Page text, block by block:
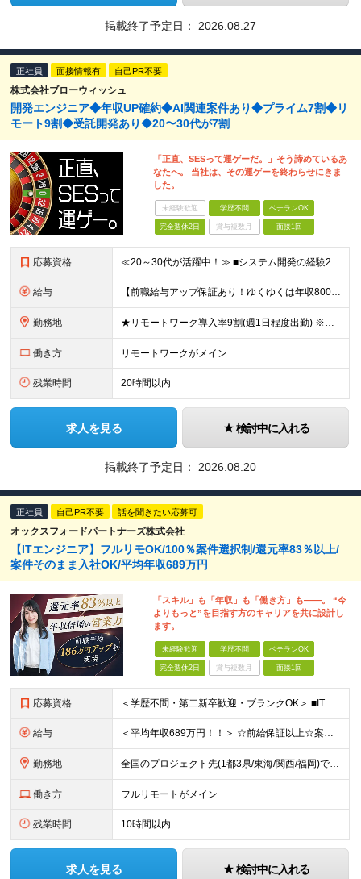
掲載終了予定日： 2026.08.27
正社員 面接情報有 自己PR不要
株式会社ブローウィッシュ
開発エンジニア◆年収UP確約◆AI関連案件あり◆プライム7割◆リ
モート9割◆受託開発あり◆20〜30代が7割
「正直、SESって運ゲーだ。」そう諦めているあ
なたへ。 当社は、その運ゲーを終わらせにきま
した。
未経験歓迎 学歴不問 ベテランOK
完全週休2日 賞与複数月 面接1回
応募資格 ≪20～30代が活躍中！≫ ■システム開発の経験2年以上(言語・上流経験不問) ■学歴不問 ≪こんな方はぜひご応募ください≫ ◎上流工程にチャレンジしたい方 ◎Web案件に挑戦したい方 ◎最先端案件
給与 【前職給与アップ保証あり！ゆくゆくは年収800万以上も可能】 ■月給45万円～＋インセンティブ 入社後、年収が300万円と大幅にアップした事例もございます！ 前職と同等かそれ以上の給与を支給していま
勤務地 ★リモートワーク導入率9割(週1日程度出勤) ※出社が伴う場合は東京23区・横浜を中心としたクライアント先になります。 ※配属先は希望を考慮します。 【本社】 東京都千代田区神田須田町1-3-33
働き方 リモートワークがメイン
残業時間 20時間以内
求人を見る 検討中に入れる
掲載終了予定日： 2026.08.20
正社員 自己PR不要 話を聞きたい応募可
オックスフォードパートナーズ株式会社
【ITエンジニア】フルリモOK/100％案件選択制/還元率83％以上/
案件そのまま入社OK/平均年収689万円
「スキル」も「年収」も「働き方」も――。 “今
よりもっと”を目指す方のキャリアを共に設計し
ます。
未経験歓迎 学歴不問 ベテランOK
完全週休2日 賞与複数月 面接1回
応募資格 ＜学歴不問・第二新卒歓迎・ブランクOK＞ ■ITシステム／インフラの開発・運用・保守いずれかの工程に携わった経験がある方 ┗ITエンジニアとして、1年以上活躍されている方を想定しています。 ┗分野、
給与 ＜平均年収689万円！！＞ ☆前給保証以上☆案件待機期間も給与保証あり☆ 月給40万円～120万円（固定残業代含む） ※経験や能力を考慮し決定します ※試用期間6カ月あり。条件や待遇に差異はありませ
勤務地 全国のプロジェクト先(1都3県/東海/関西/福岡)での勤務となります。 ★全国から参画可能な案件あり！ ★リモートワーク・リモート併用・常駐案件すべてあり！ ★転居を伴う転勤はナシ ┗1人1人の働き
働き方 フルリモートがメイン
残業時間 10時間以内
求人を見る 検討中に入れる